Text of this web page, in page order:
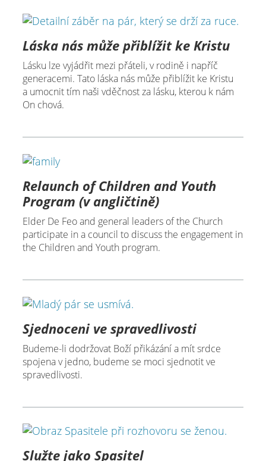
Láska nás může přiblížit ke Kristu
Lásku lze vyjádřit mezi přáteli, v rodině i napříč
generacemi. Tato láska nás může přiblížit ke Kristu
a umocnit tím naši vděčnost za lásku, kterou k nám
On chová.
Relaunch of Children and Youth
Program (v angličtině)
Elder De Feo and general leaders of the Church
participate in a council to discuss the engagement in
the Children and Youth program.
Sjednoceni ve spravedlivosti
Budeme-li dodržovat Boží přikázání a mít srdce
spojena v jedno, budeme se moci sjednotit ve
spravedlivosti.
Služte jako Spasitel